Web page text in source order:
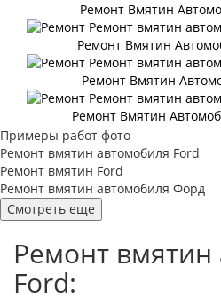
Ремонт Вмятин
Ремонт Вмятин
Ремонт Вмятин
Ремонт Вмятин
Примеры работ фото
Ремонт вмятин автомобиля Ford
Ремонт вмятин Ford
Ремонт вмятин автомобиля Форд
Смотреть еще
Ремонт вмятин
Ford: